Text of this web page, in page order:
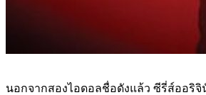
นอกจากสองไอดอลชื่อดังแล้ว ซีรี่ส์ออริจิ